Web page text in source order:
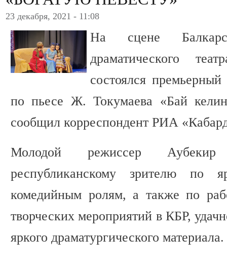
23 декабря, 2021 - 11:08
На сцене
драматического
состоялся
по пьесе Ж. Токумаева «Бай
сообщил корреспондент РИА
Молодой режиссер
республиканскому зрителю по
комедийным ролям, а также по
творческих мероприятий в КБР,
яркого драматургического материала.